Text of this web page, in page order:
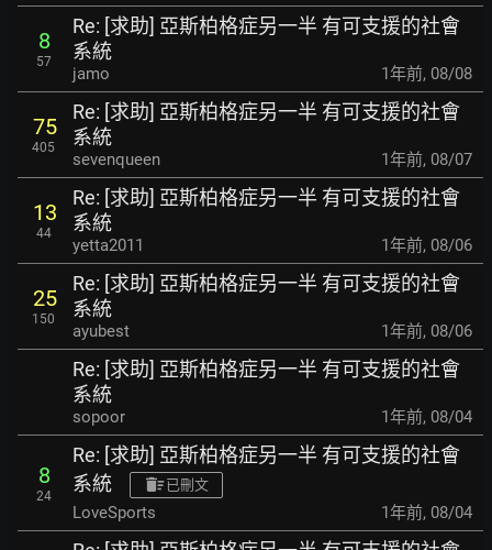
8
57
Re: [求助] 亞斯柏格症另一半 有可支援的社會
系統
jamo 1年前, 08/08
75
405
Re: [求助] 亞斯柏格症另一半 有可支援的社會
系統
sevenqueen 1年前, 08/07
13
44
Re: [求助] 亞斯柏格症另一半 有可支援的社會
系統
yetta2011 1年前, 08/06
25
150
Re: [求助] 亞斯柏格症另一半 有可支援的社會
系統
ayubest 1年前, 08/06
Re: [求助] 亞斯柏格症另一半 有可支援的社會
系統
sopoor 1年前, 08/04
8
24
Re: [求助] 亞斯柏格症另一半 有可支援的社會
系統
已刪文
LoveSports 1年前, 08/04